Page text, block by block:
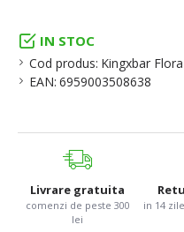
IN STOC
Cod produs: Kingxbar
EAN: 6959003508638
Livrare gratuita
comenzi de peste 300
lei
in 14